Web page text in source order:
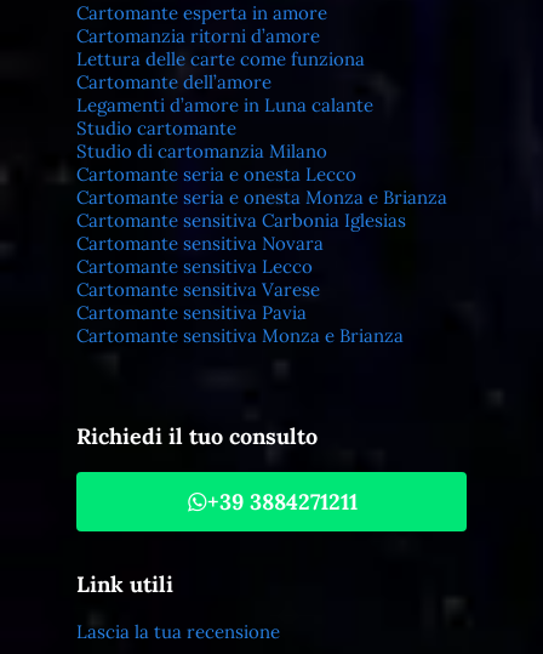
Cartomante esperta in amore
Cartomanzia ritorni d’amore
Lettura delle carte come funziona
Cartomante dell’amore
Legamenti d’amore in Luna calante
Studio cartomante
Studio di cartomanzia Milano
Cartomante seria e onesta Lecco
Cartomante seria e onesta Monza e Brianza
Cartomante sensitiva Carbonia Iglesias
Cartomante sensitiva Novara
Cartomante sensitiva Lecco
Cartomante sensitiva Varese
Cartomante sensitiva Pavia
Cartomante sensitiva Monza e Brianza
Richiedi il tuo consulto
+39 3884271211
Link utili
Lascia la tua recensione